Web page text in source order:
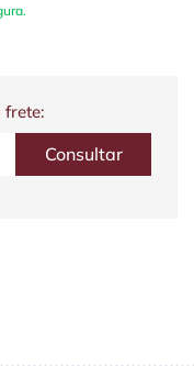
frete: